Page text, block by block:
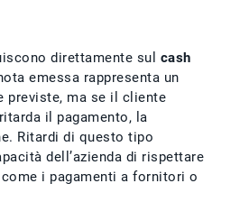
direttamente sul cash
emessa rappresenta un
previste, ma se il cliente
il pagamento, la
Ritardi di questo tipo
dell’azienda di rispettare
i pagamenti a fornitori o